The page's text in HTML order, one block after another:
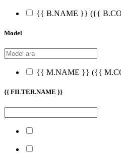
{{ B.NAME }} ({{
Model
{{ M.NAME }} ({{
{{ FILTER.NAME }}